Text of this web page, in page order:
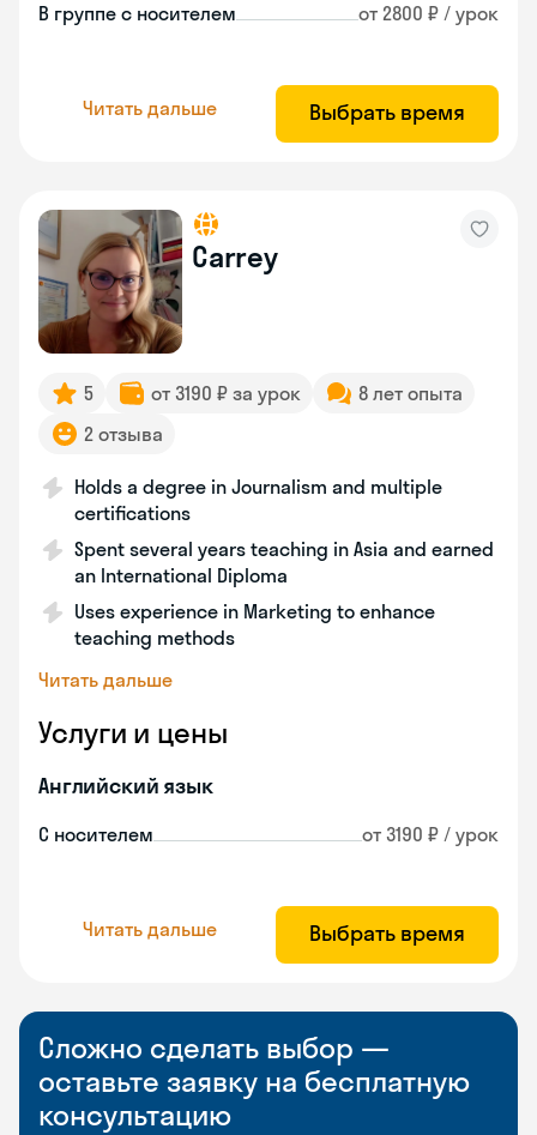
В группе с носителем от 2800 ₽ / урок
Читать дальше Выбрать время
Carrey
5 от 3190 ₽ за урок
8 лет опыта
2 отзыва
Holds a degree in Journalism and multiple
certifications
Spent several years teaching in Asia and earned
an International Diploma
Uses experience in Marketing to enhance
teaching methods
Читать дальше
Услуги и цены
Английский язык
С носителем от 3190 ₽ / урок
Читать дальше Выбрать время
Сложно сделать выбор —
оставьте заявку на бесплатную
консультацию